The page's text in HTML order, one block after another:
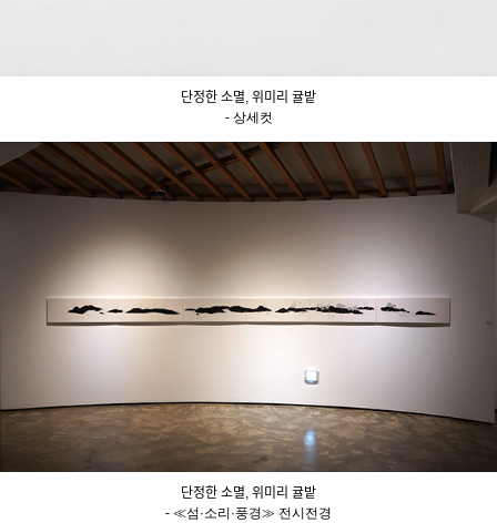
단정한 소멸, 위미리 귤밭
- 상세컷
단정한 소멸, 위미리 귤밭
- ≪섬·소리·풍경≫ 전시전경